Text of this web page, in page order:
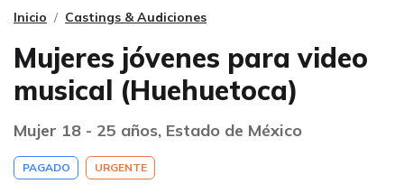
Inicio Castings & Audiciones
Mujeres jóvenes para video
musical (Huehuetoca)
Mujer 18 - 25 años, Estado de México
PAGADO URGENTE